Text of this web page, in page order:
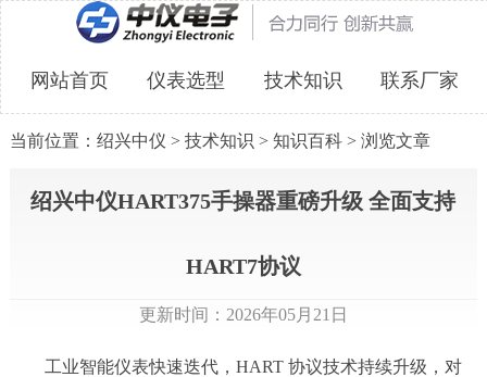
网站首页 仪表选型 技术知识 联系厂家
当前位置： 绍兴中仪 > 技术知识 > 知识百科> 浏览文章
绍兴中仪HART375手操器重磅升级 全面支持
HART7协议
更新时间：2026年05月21日
工业智能仪表快速迭代，HART 协议技术持续升级，对